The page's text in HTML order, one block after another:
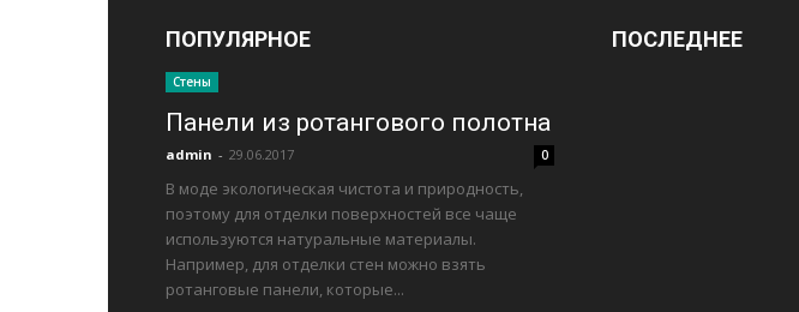
ПОПУЛЯРНОЕ
Стены
Панели из ротангового полотна
admin - 29.06.2017 0
В моде экологическая чистота и природность,
поэтому для отделки поверхностей все чаще
используются натуральные материалы.
Например, для отделки стен можно взять
ротанговые панели, которые...
ПОСЛЕДНЕЕ